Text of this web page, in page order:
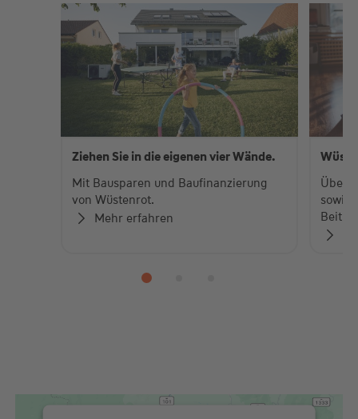
Ziehen Sie in die eigenen vier Wände.
Mit Bausparen und Baufinanzierung
von Wüstenrot.
Mehr erfahren
Über
sowie